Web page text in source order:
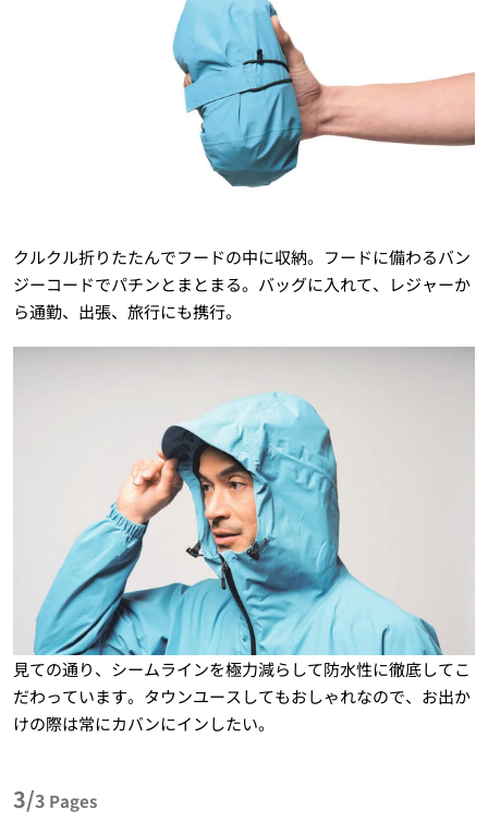
クルクル折りたたんでフードの中に収納。フードに備わるバン
ジーコードでパチンとまとまる。バッグに入れて、レジャーか
ら通勤、出張、旅行にも携行。
見ての通り、シームラインを極力減らして防水性に徹底してこ
だわっています。タウンユースしてもおしゃれなので、お出か
けの際は常にカバンにインしたい。
3/3 Pages